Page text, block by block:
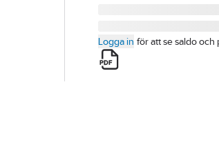
Logga in för att se saldo och